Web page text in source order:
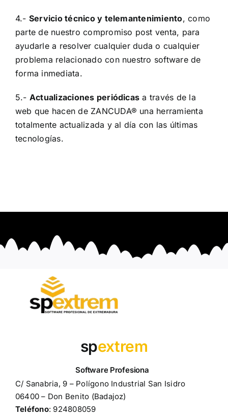
4.- Servicio técnico y telemantenimiento, como
parte de nuestro compromiso post venta, para
ayudarle a resolver cualquier duda o cualquier
problema relacionado con nuestro software de
forma inmediata.
5.- Actualizaciones periódicas a través de la
web que hacen de ZANCUDA® una herramienta
totalmente actualizada y al día con las últimas
tecnologías.
spextrem
C/ Sanabria, 9 – Polígono Industrial San Isidro
06400 – Don Benito (Badajoz)
Teléfono: 924808059